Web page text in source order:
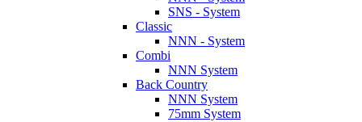
SNS - System
Classic
NNN - System
Combi
NNN System
Back Country
NNN System
75mm System